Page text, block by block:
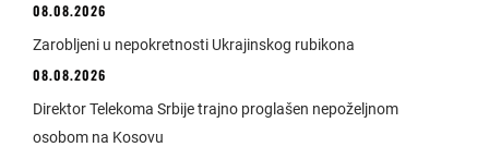
08.08.2026
Zarobljeni u nepokretnosti Ukrajinskog rubikona
08.08.2026
Direktor Telekoma Srbije trajno proglašen nepoželjnom
osobom na Kosovu